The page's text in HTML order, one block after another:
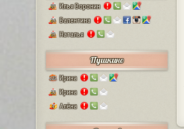
37 Илья Воронин
14 Валентина
13 Наталья
Пушкино
125 Ирина
12 Ирина
4 Алёна